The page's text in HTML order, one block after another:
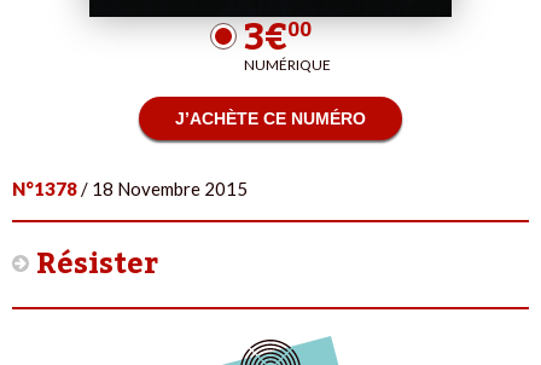
3€00
NUMÉRIQUE
J’ACHÈTE CE NUMÉRO
N°1378 / 18 Novembre 2015
Résister